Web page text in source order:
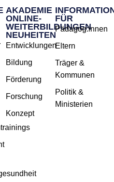
AKADEMIE
ONLINE-
WEITERBILDUNGEN
NEUHEITEN
Entwicklungen
Bildung
Förderung
Forschung
Konzept
FÜR
Pädagog:innen
Eltern
Träger &
Kommunen
Politik &
Ministerien